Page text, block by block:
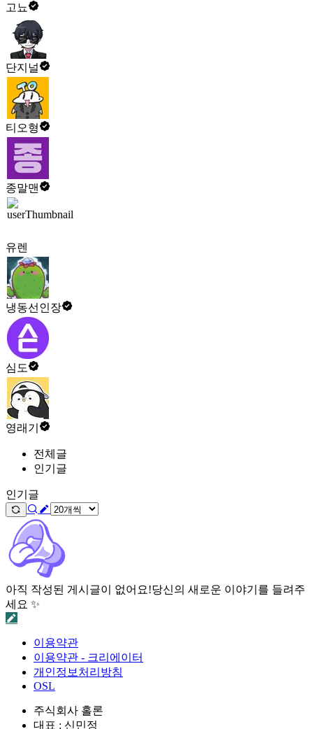
고뇨
단지널
티오형
종말맨
유렌
냉동선인장
심도
영래기
전체글
인기글
인기글
아직 작성된 게시글이 없어요!당신의 새로운 이야기를 들려주
세요 ✨
이용약관
이용약관 - 크리에이터
개인정보처리방침
OSL
주식회사 홀론
대표 : 신민정